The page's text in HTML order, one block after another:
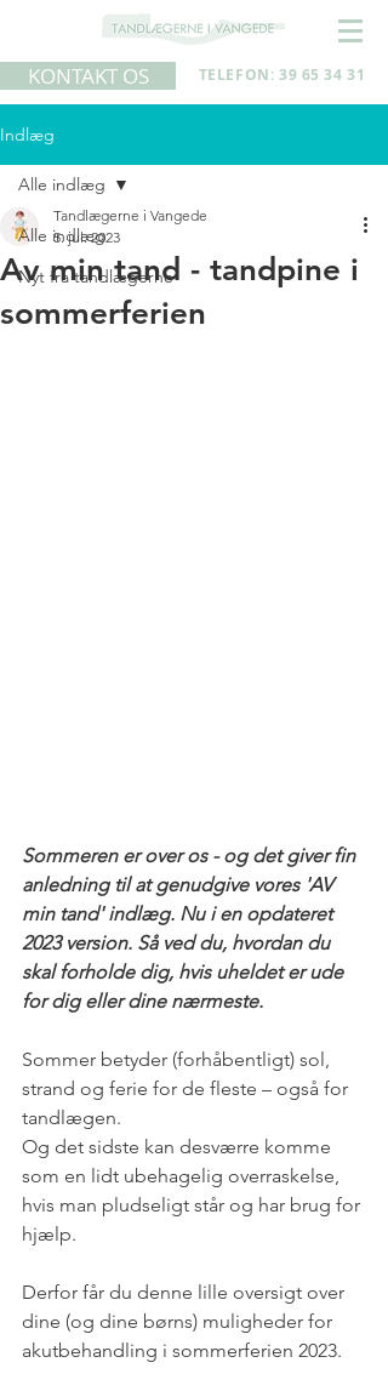
KONTAKT OS TELEFON: 39 65 34 31
Indlæg
Alle indlæg
Nyt fra tandlægerne
Alle indlæg
Av min tand - tandpine i
sommerferien
Tandlægerne i Vangede
5. jul. 2023
Sommeren er over os - og det giver fin
anledning til at genudgive vores 'AV
min tand' indlæg. Nu i en opdateret
2023 version. Så ved du, hvordan du
skal forholde dig, hvis uheldet er ude
for dig eller dine nærmeste.
Sommer betyder (forhåbentligt) sol,
strand og ferie for de fleste – også for
tandlægen.
Og det sidste kan desværre komme
som en lidt ubehagelig overraskelse,
hvis man pludseligt står og har brug for
hjælp.
Derfor får du denne lille oversigt over
dine (og dine børns) muligheder for
akutbehandling i sommerferien 2023.